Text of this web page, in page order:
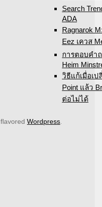
Search
ADA
Ragnarok
Eez เควส
การตอบคำ
Heim
วิธีแก้เมื่อเป
Point แล้ว
ต่อไม่ได้
flavoredWordpress